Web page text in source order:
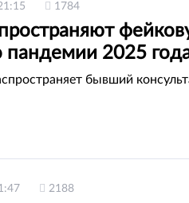
1784
2025
бывший
2188